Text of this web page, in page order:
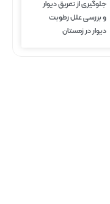
جلوگیری از تعریق دیوار
و بررسی علل رطوبت
دیوار در زمستان